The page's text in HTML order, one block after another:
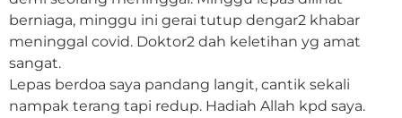
berniaga, minggu ini gerai tutup dengar2 khabar
meninggal covid. Doktor2 dah keletihan yg amat
sangat.
Lepas berdoa saya pandang langit, cantik sekali
nampak terang tapi redup. Hadiah Allah kpd saya.